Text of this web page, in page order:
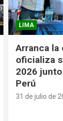
LIMA
Arranca la
oficializa
2026
Perú
31 de julio de